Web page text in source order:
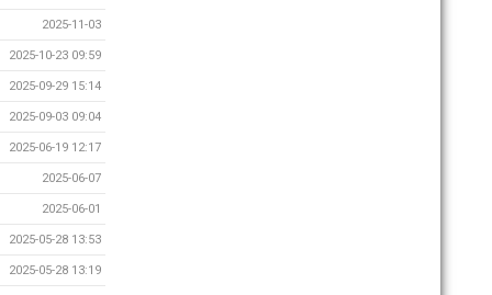
2025-11-03
2025-10-23 09:59
2025-09-29 15:14
2025-09-03 09:04
2025-06-19 12:17
2025-06-07
2025-06-01
2025-05-28 13:53
2025-05-28 13:19